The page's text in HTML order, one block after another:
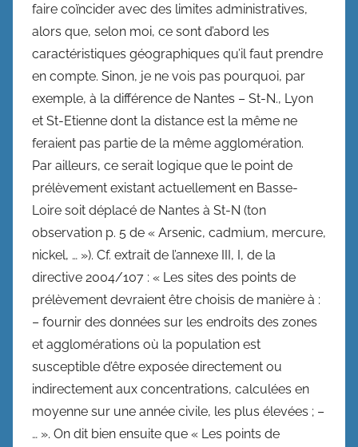
faire coïncider avec des limites administratives,
alors que, selon moi, ce sont d’abord les
caractéristiques géographiques qu’il faut prendre
en compte. Sinon, je ne vois pas pourquoi, par
exemple, à la différence de Nantes – St-N., Lyon
et St-Etienne dont la distance est la même ne
feraient pas partie de la même agglomération.
Par ailleurs, ce serait logique que le point de
prélèvement existant actuellement en Basse-
Loire soit déplacé de Nantes à St-N (ton
observation p. 5 de « Arsenic, cadmium, mercure,
nickel, … »). Cf. extrait de l’annexe III, I, de la
directive 2004/107 : « Les sites des points de
prélèvement devraient être choisis de manière à :
– fournir des données sur les endroits des zones
et agglomérations où la population est
susceptible d’être exposée directement ou
indirectement aux concentrations, calculées en
moyenne sur une année civile, les plus élevées ; –
… ». On dit bien ensuite que « Les points de